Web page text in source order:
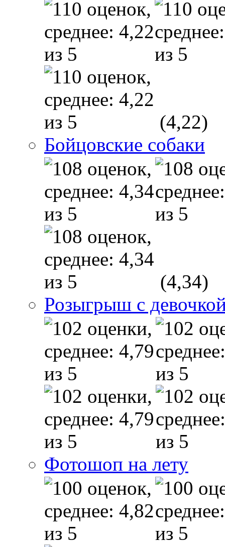
(4,22)
Бойцовские собаки
(4,34)
Розыгрыш с
Фотошоп на лету